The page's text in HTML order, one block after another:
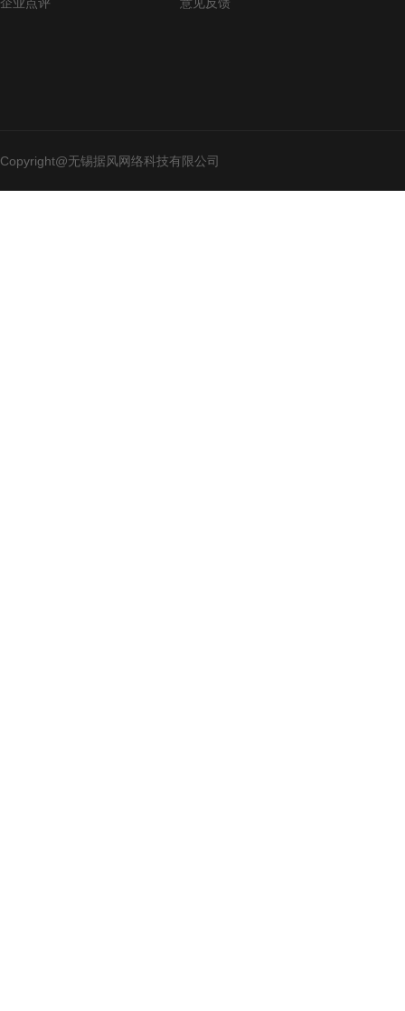
Copyright@无锡据风网络科技有限公司